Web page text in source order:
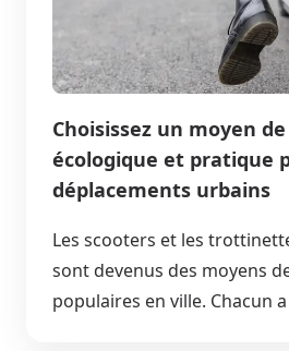
Choisissez un moyen
écologique et pratique
déplacements urbains
Les scooters et les
sont devenus des moyens
populaires en ville. Chacun a